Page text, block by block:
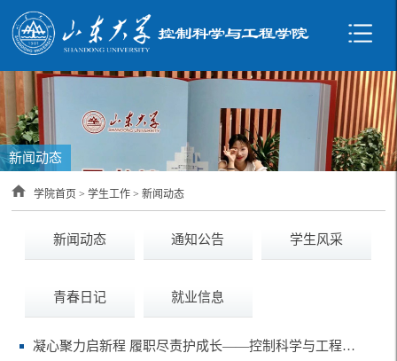
新闻动态
学院首页 >学生工作 >新闻动态
新闻动态 通知公告 学生风采
青春日记 就业信息
凝心聚力启新程 履职尽责护成长——控制科学与工程学院召开本科生新学期工作会议